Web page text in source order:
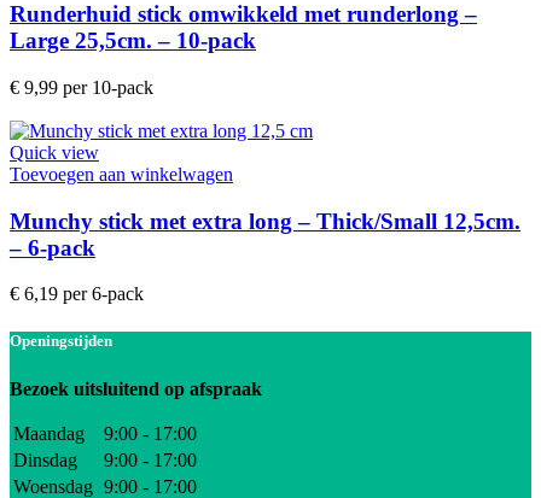
Runderhuid stick omwikkeld met runderlong –
Large 25,5cm. – 10-pack
€ 9,99 per 10-pack
Quick view
Toevoegen aan winkelwagen
Munchy stick met extra long – Thick/Small 12,5cm.
– 6-pack
€ 6,19 per 6-pack
Openingstijden
Bezoek uitsluitend op afspraak
Maandag
9:00 - 17:00
Dinsdag
9:00 - 17:00
Woensdag 9:00 - 17:00